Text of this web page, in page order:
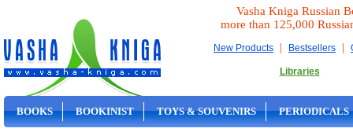
Vasha Kniga Russian
more than 125,000
New Products | Bestsellers |
Libraries
BOOKS BOOKINIST TOYS & SOUVENIRS PERIODICALS